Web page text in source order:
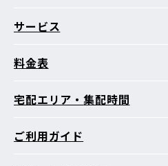
サービス
料金表
宅配エリア・集配時間
ご利用ガイド